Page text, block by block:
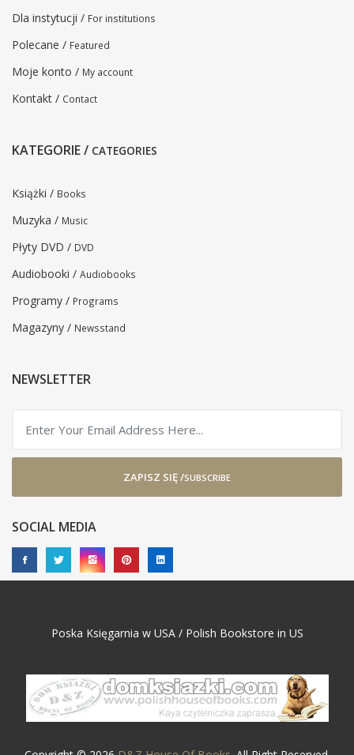
Dla instytucji / For institutions
Polecane / Featured
Moje konto / My account
Kontakt / Contact
KATEGORIE / CATEGORIES
Książki / Books
Muzyka / Music
Płyty DVD / DVD
Audiobooki / Audiobooks
Programy / Programs
Magazyny / Newsstand
NEWSLETTER
ZAPISZ SIĘ /SUBSCRIBE
SOCIAL MEDIA
Poska Księgarnia w USA / Polish Bookstore in US